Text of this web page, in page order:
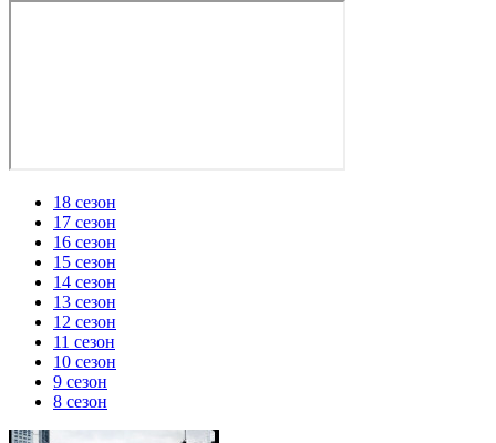
18 сезон
17 сезон
16 сезон
15 сезон
14 сезон
13 сезон
12 сезон
11 сезон
10 сезон
9 сезон
8 сезон